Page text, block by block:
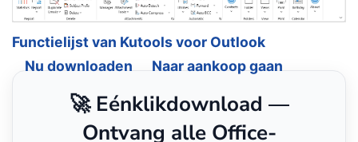
Functielijst van Kutools voor Outlook
Nu downloaden
Naar aankoop gaan
🚀 Eénklikdownload —
Ontvang alle Office-